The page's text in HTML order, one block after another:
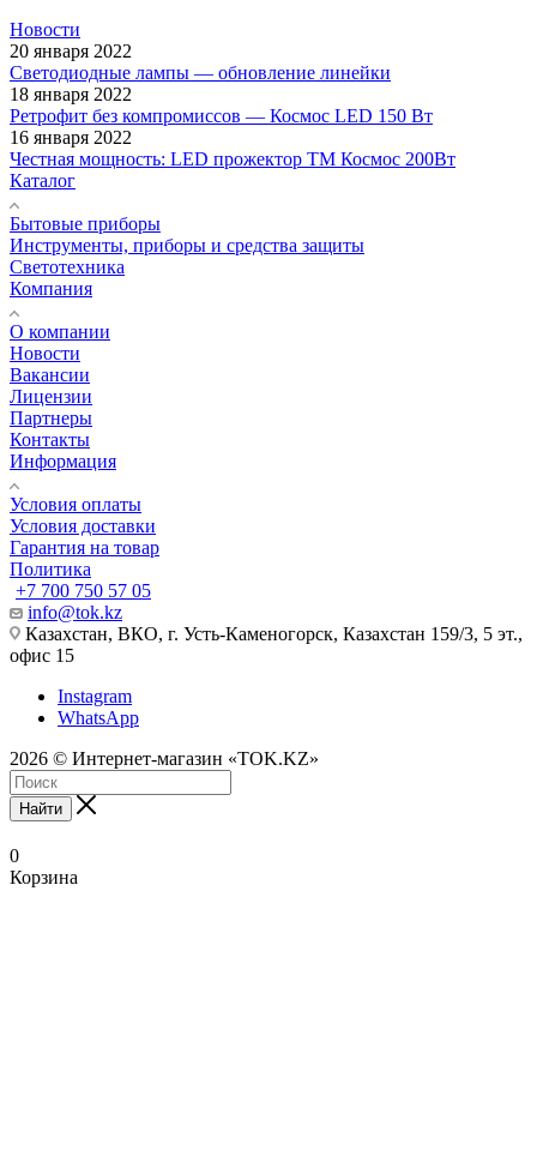
Новости
20 января 2022
Светодиодные лампы — обновление линейки
18 января 2022
Ретрофит без компромиссов — Космос LED 150 Вт
16 января 2022
Честная мощность: LED прожектор ТМ Космос 200Вт
Каталог
Бытовые приборы
Инструменты, приборы и средства защиты
Светотехника
Компания
О компании
Новости
Вакансии
Лицензии
Партнеры
Контакты
Информация
Условия оплаты
Условия доставки
Гарантия на товар
Политика
+7 700 750 57 05
info@tok.kz
Казахстан, ВКО, г. Усть-Каменогорск, Казахстан 159/3, 5 эт.,
офис 15
Instagram
WhatsApp
2026 © Интернет-магазин «TOK.KZ»
Найти
0
Корзина